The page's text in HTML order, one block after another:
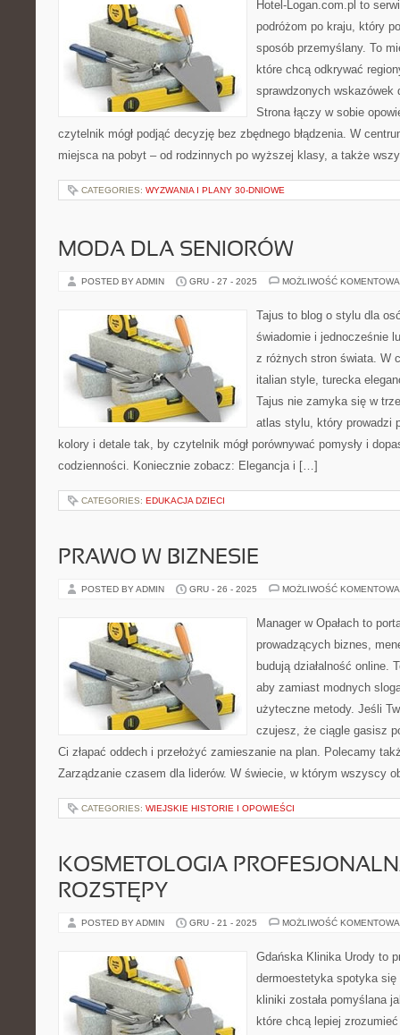
Hotel-Logan.com.pl to
podróżom po kraju, który
sposób przemyślany. To
które chcą odkrywać
sprawdzonych
Strona łączy w sobie
czytelnik mógł podjąć decyzję bez zbędnego błądzenia. W
miejsca na pobyt – od rodzinnych po wyższej klasy, a także
CATEGORIES: WYZWANIA I PLANY 30-DNIOWE
MODA DLA SENIORÓW
POSTED BY ADMIN GRU - 27 - 2025 MOŻLIWOŚĆ
Tajus to blog o stylu dla
świadomie i jednocześnie
z różnych stron świata. W
italian style, turecka
Tajus nie zamyka się w
atlas stylu, który prowadzi
kolory i detale tak, by czytelnik mógł porównywać pomysły i
codzienności. Koniecznie zobacz: Elegancja i […]
CATEGORIES: EDUKACJA DZIECI
PRAWO W BIZNESIE
POSTED BY ADMIN GRU - 26 - 2025 MOŻLIWOŚĆ
Manager w Opałach to
prowadzących biznes,
budują działalność online.
aby zamiast modnych
użyteczne metody. Jeśli
czujesz, że ciągle gasisz
Ci złapać oddech i przełożyć zamieszanie na plan. Polecamy
Zarządzanie czasem dla liderów. W świecie, w którym wszyscy
CATEGORIES: WIEJSKIE HISTORIE I OPOWIEŚCI
KOSMETOLOGIA
ROZSTĘPY
POSTED BY ADMIN GRU - 21 - 2025 MOŻLIWOŚĆ
Gdańska Klinika Urody to
dermoestetyka spotyka
kliniki została pomyślana
które chcą lepiej